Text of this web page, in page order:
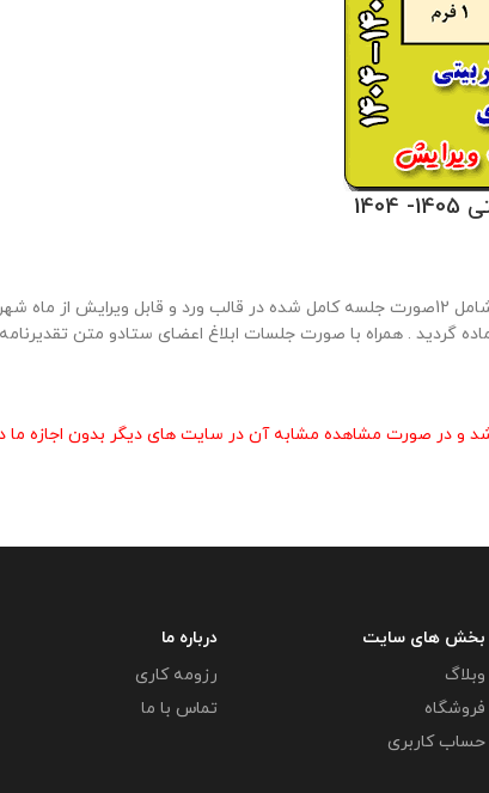
گردید . همراه با صورت جلسات ابلاغ اعضای ستادو متن
در صورت مشاهده مشابه آن در سایت های دیگر بدون اجازه ما
بخش های سایت
وبلاگ
فروشگاه
حساب کاربری
درباره ما
رزومه کاری
تماس با ما